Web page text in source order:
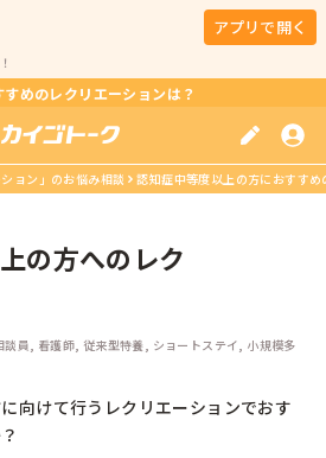
アプリで開く
めのレクリエーションは？
ション」のお悩み相談 認知症中等度以上の方におすす
の方へのレク
談員, 看護師, 従来型特養, ショートステイ, 小規模多
向けて行うレクリエーションでおす